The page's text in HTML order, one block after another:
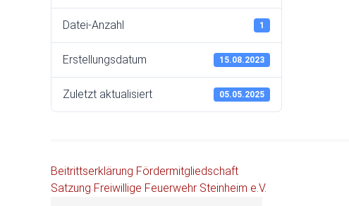
Datei-Anzahl 1
Erstellungsdatum 15.08.2023
Zuletzt aktualisiert 05.05.2025
Beitragsnavigation
Beitrittserklärung Fördermitgliedschaft
Satzung Freiwillige Feuerwehr Steinheim e.V.